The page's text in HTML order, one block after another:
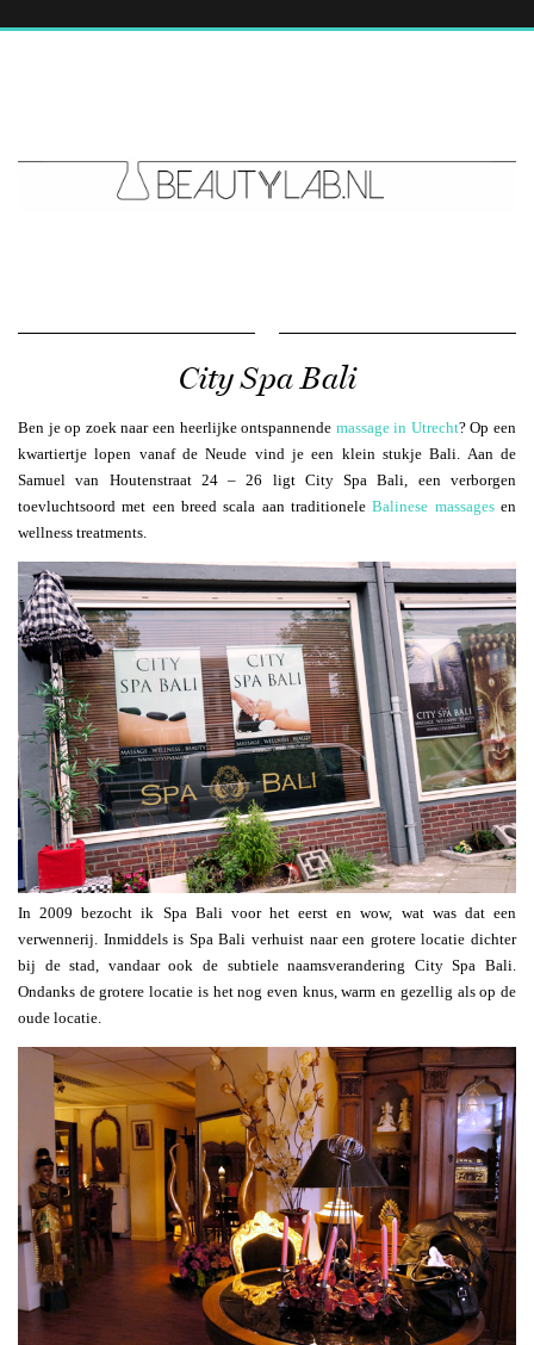
City Spa Bali
Ben je op zoek naar een heerlijke ontspannende massage in Utrecht? Op een
kwartiertje lopen vanaf de Neude vind je een klein stukje Bali. Aan de
Samuel van Houtenstraat 24 – 26 ligt City Spa Bali, een verborgen
toevluchtsoord met een breed scala aan traditioneleBalinese massagesen
wellness treatments.
In 2009 bezocht ik Spa Bali voor het eerst en wow, wat was dat een
verwennerij. Inmiddels is Spa Bali verhuist naar een grotere locatie dichter
bij de stad, vandaar ook de subtiele naamsverandering City Spa Bali.
Ondanks de grotere locatie is het nog even knus, warm en gezellig als op de
oude locatie.